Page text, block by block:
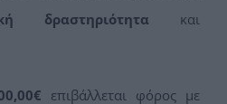
δραστηριότητα και
επιβάλλεται φόρος με